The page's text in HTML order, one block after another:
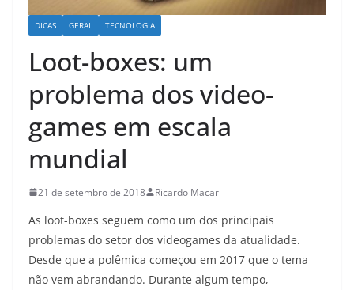
DICAS GERAL TECNOLOGIA
Loot-boxes: um
problema dos video-
games em escala
mundial
21 de setembro de 2018 Ricardo Macari
As loot-boxes seguem como um dos principais
problemas do setor dos videogames da atualidade.
Desde que a polêmica começou em 2017 que o tema
não vem abrandando. Durante algum tempo,